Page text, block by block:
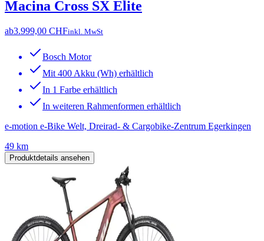
Macina Cross SX Elite
ab3.999,00 CHFinkl. MwSt
Bosch Motor
Mit 400 Akku (Wh) erhältlich
In 1 Farbe erhältlich
In weiteren Rahmenformen erhältlich
e-motion e-Bike Welt, Dreirad- & Cargobike-Zentrum Egerkingen
49 km
Produktdetails ansehen